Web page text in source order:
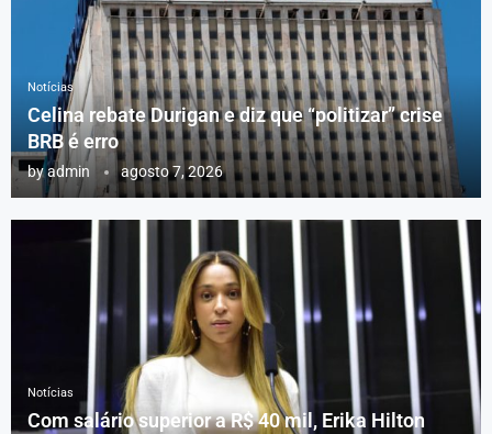
Notícias
Celina rebate Durigan e diz que “politizar” crise
BRB é erro
byadmin agosto 7, 2026
Notícias
Com salário superior a R$ 40 mil, Erika Hilton